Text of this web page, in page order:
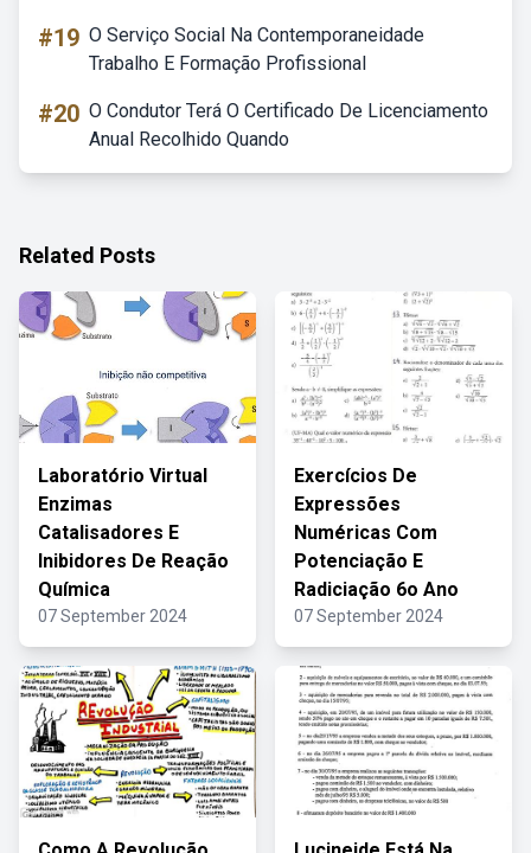
#19 O Serviço Social Na Contemporaneidade
Trabalho E Formação Profissional
#20 O Condutor Terá O Certificado De Licenciamento
Anual Recolhido Quando
Related Posts
Laboratório Virtual
Enzimas
Catalisadores E
Inibidores De Reação
Química
07 September 2024
Exercícios De
Expressões
Numéricas Com
Potenciação E
Radiciação 6o Ano
07 September 2024